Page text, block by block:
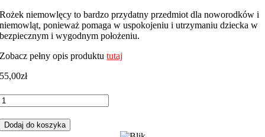
Rożek niemowlęcy to bardzo przydatny przedmiot dla noworodków i
niemowląt, ponieważ pomaga w uspokojeniu i utrzymaniu dziecka w
bezpiecznym i wygodnym położeniu.
Zobacz pełny opis produktututaj
55,00zł
Dodaj do koszyka